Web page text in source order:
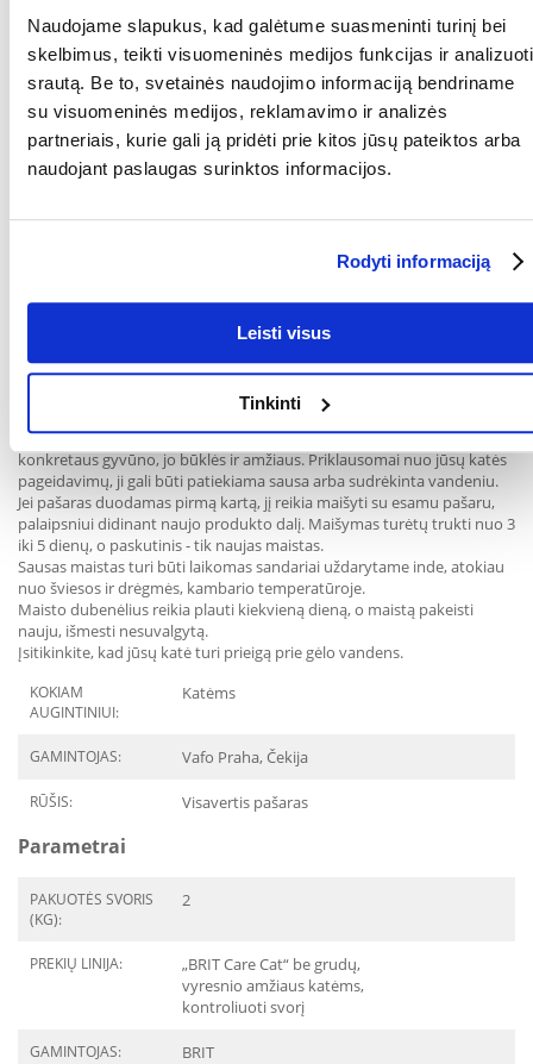
Naudojame slapukus, kad galėtume suasmeninti turinį bei
skelbimus, teikti visuomeninės medijos funkcijas ir analizuoti
srautą. Be to, svetainės naudojimo informaciją bendriname
su visuomeninės medijos, reklamavimo ir analizės
partneriais, kurie gali ją pridėti prie kitos jūsų pateiktos arba
naudojant paslaugas surinktos informacijos.
Rodyti informaciją
Leisti visus
Tinkinti
(3b8.10) 0,2 mg, L-metioninas (3c305) 2000 mg.
Metabolizuojama energija: 3650 kcal / kg.
2 - 3 kg 35 - 50 g
7 - 9 kg 80 - 90 g
Dienos norma turi būti pakoreguota atsižvelgiant į konkretaus asmens
pageidavimus. Pateiktos rekomendacijos gali skirtis priklausomai nuo
konkretaus gyvūno, jo būklės ir amžiaus. Priklausomai nuo jūsų katės
pageidavimų, ji gali būti patiekiama sausa arba sudrėkinta vandeniu.
Jei pašaras duodamas pirmą kartą, jį reikia maišyti su esamu pašaru,
palaipsniui didinant naujo produkto dalį. Maišymas turėtų trukti nuo 3
iki 5 dienų, o paskutinis - tik naujas maistas.
Sausas maistas turi būti laikomas sandariai uždarytame inde, atokiau
nuo šviesos ir drėgmės, kambario temperatūroje.
Maisto dubenėlius reikia plauti kiekvieną dieną, o maistą pakeisti
nauju, išmesti nesuvalgytą.
Įsitikinkite, kad jūsų katė turi prieigą prie gėlo vandens.
KOKIAM
AUGINTINIUI:
Katėms
GAMINTOJAS: Vafo Praha, Čekija
RŪŠIS: Visavertis pašaras
Parametrai
PAKUOTĖS SVORIS
(KG):
2
PREKIŲ LINIJA:
„BRIT Care Cat“ be grudų,
vyresnio amžiaus katėms,
kontroliuoti svorį
GAMINTOJAS: BRIT